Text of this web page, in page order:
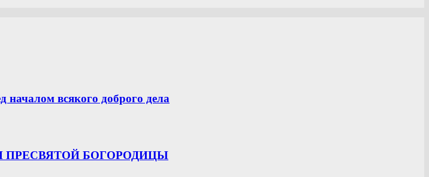
всякого доброго дела
ПРЕСВЯТОЙ БОГОРОДИЦЫ